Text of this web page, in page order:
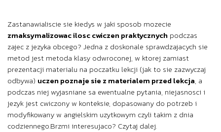
Zastanawialiscie sie kiedys w jaki sposob mozecie
zmaksymalizowac ilosc cwiczen praktycznych podczas
zajec z jezyka obcego? Jedna z doskonale sprawdzajacych sie
metod jest metoda klasy odwroconej, w ktorej zamiast
prezentacji materialu na poczatku lekcji (jak to sie zazwyczaj
odbywa) uczen poznaje sie z materialem przed lekcja, a
podczas niej wyjasniane sa ewentualne pytania, niejasnosci i
jezyk jest cwiczony w konteksie, dopasowany do potrzeb i
modyfikowany w angielskim uzytkowym czyli takim z dnia
codziennego.Brzmi interesujaco? Czytaj dalej.